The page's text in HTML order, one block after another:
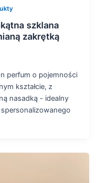
szklana
zakrętką
perfum o pojemności
kształcie, z
nasadką - idealny